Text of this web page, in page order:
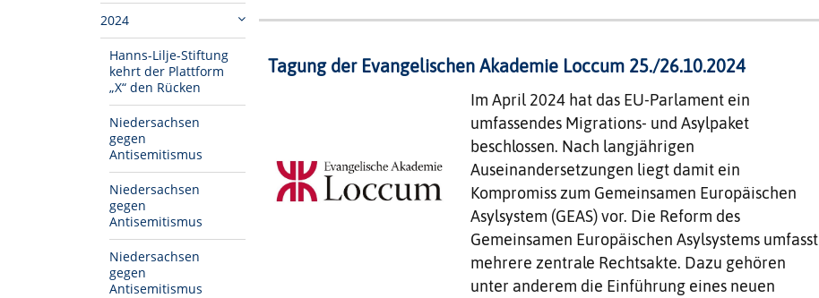
2024
Hanns-Lilje-Stiftung
kehrt der Plattform
„X“ den Rücken
Niedersachsen
gegen
Antisemitismus
Niedersachsen
gegen
Antisemitismus
Niedersachsen
gegen
Antisemitismus
Tagung der Evangelischen Akademie Loccum 25./26.10.2024
Im April 2024 hat das EU-Parlament ein
umfassendes Migrations- und Asylpaket
beschlossen. Nach langjährigen
Auseinandersetzungen liegt damit ein
Kompromiss zum Gemeinsamen Europäischen
Asylsystem (GEAS) vor. Die Reform des
Gemeinsamen Europäischen Asylsystems umfasst
mehrere zentrale Rechtsakte. Dazu gehören
unter anderem die Einführung eines neuen